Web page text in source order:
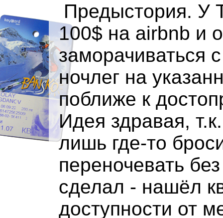
Предыстория. У
100$ на airbnb и
заморачиваться
ночлег на
поближе к
Идея здравая,
лишь где-то
переночевать
сделал - нашёл
доступности от